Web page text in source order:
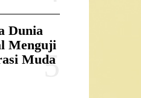
Dunia
Menguji
Muda